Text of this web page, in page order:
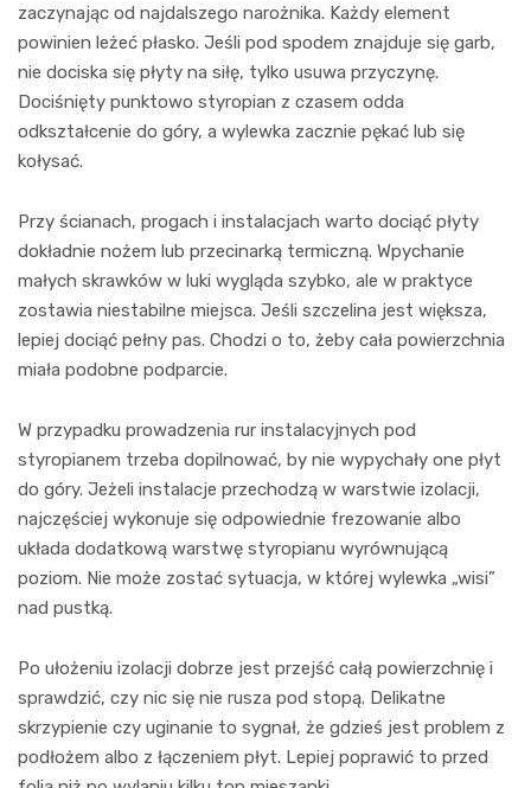
zaczynając od najdalszego narożnika. Każdy element
powinien leżeć płasko. Jeśli pod spodem znajduje się garb,
nie dociska się płyty na siłę, tylko usuwa przyczynę.
Dociśnięty punktowo styropian z czasem odda
odkształcenie do góry, a wylewka zacznie pękać lub się
kołysać.
Przy ścianach, progach i instalacjach warto dociąć płyty
dokładnie nożem lub przecinarką termiczną. Wpychanie
małych skrawków w luki wygląda szybko, ale w praktyce
zostawia niestabilne miejsca. Jeśli szczelina jest większa,
lepiej dociąć pełny pas. Chodzi o to, żeby cała powierzchnia
miała podobne podparcie.
W przypadku prowadzenia rur instalacyjnych pod
styropianem trzeba dopilnować, by nie wypychały one płyt
do góry. Jeżeli instalacje przechodzą w warstwie izolacji,
najczęściej wykonuje się odpowiednie frezowanie albo
układa dodatkową warstwę styropianu wyrównującą
poziom. Nie może zostać sytuacja, w której wylewka „wisi”
nad pustką.
Po ułożeniu izolacji dobrze jest przejść całą powierzchnię i
sprawdzić, czy nic się nie rusza pod stopą. Delikatne
skrzypienie czy uginanie to sygnał, że gdzieś jest problem z
podłożem albo z łączeniem płyt. Lepiej poprawić to przed